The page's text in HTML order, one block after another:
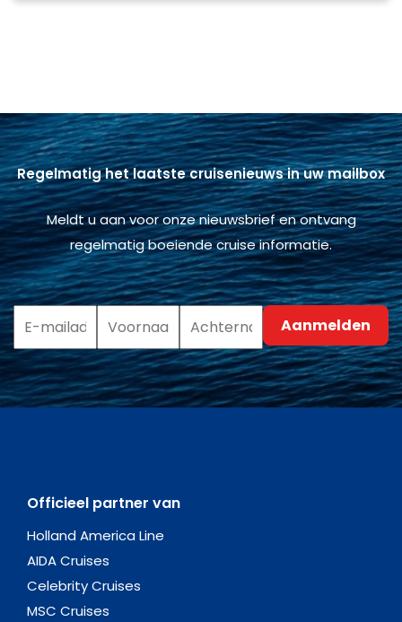
Regelmatig het laatste cruisenieuws in uw mailbox
Meldt u aan voor onze nieuwsbrief en ontvang
regelmatig boeiende cruise informatie.
Officieel partner van
Holland America Line
AIDA Cruises
Celebrity Cruises
MSC Cruises